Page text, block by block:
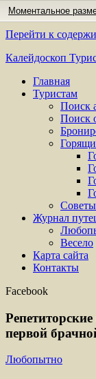
Моментальное
Перейти к
Калейдоскоп
Главная
Туристам
Поиск
Поиск
Журнал
Весело
Карта сайта
Контакты
Facebook
первой
Любопытно